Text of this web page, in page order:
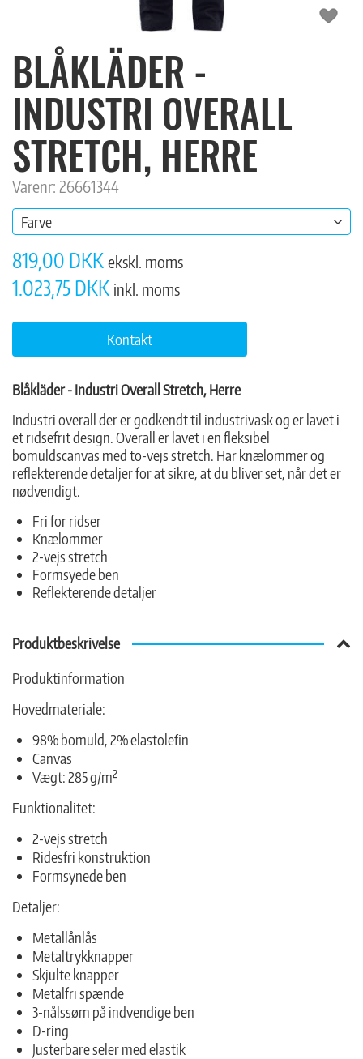
BLÅKLÄDER -
INDUSTRI OVERALL
STRETCH, HERRE
Varenr: 26661344
Farve
819,00 DKK ekskl. moms
1.023,75 DKK inkl. moms
Kontakt
Blåkläder - Industri Overall Stretch, Herre
Industri overall der er godkendt til industrivask og er lavet i
et ridsefrit design. Overall er lavet i en fleksibel
bomuldscanvas med to-vejs stretch. Har knælommer og
reflekterende detaljer for at sikre, at du bliver set, når det er
nødvendigt.
Fri for ridser
Knælommer
2-vejs stretch
Formsyede ben
Reflekterende detaljer
Produktbeskrivelse
Produktinformation
Hovedmateriale:
98% bomuld, 2% elastolefin
Canvas
Vægt: 285 g/m²
Funktionalitet:
2-vejs stretch
Ridesfri konstruktion
Formsynede ben
Detaljer:
Metallånlås
Metaltrykknapper
Skjulte knapper
Metalfri spænde
3-nålssøm på indvendige ben
D-ring
Justerbare seler med elastik